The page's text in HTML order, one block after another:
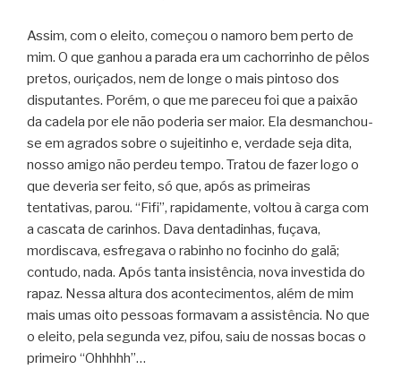
Assim, com o eleito, começou o namoro bem perto de
mim. O que ganhou a parada era um cachorrinho de pêlos
pretos, ouriçados, nem de longe o mais pintoso dos
disputantes. Porém, o que me pareceu foi que a paixão
da cadela por ele não poderia ser maior. Ela desmanchou-
se em agrados sobre o sujeitinho e, verdade seja dita,
nosso amigo não perdeu tempo. Tratou de fazer logo o
que deveria ser feito, só que, após as primeiras
tentativas, parou. “Fifi”, rapidamente, voltou à carga com
a cascata de carinhos. Dava dentadinhas, fuçava,
mordiscava, esfregava o rabinho no focinho do galã;
contudo, nada. Após tanta insistência, nova investida do
rapaz. Nessa altura dos acontecimentos, além de mim
mais umas oito pessoas formavam a assistência. No que
o eleito, pela segunda vez, pifou, saiu de nossas bocas o
primeiro “Ohhhhh”…